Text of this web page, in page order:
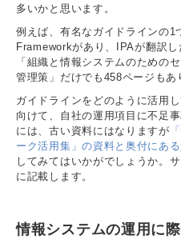
多いかと思います。
例えば、有名なガイドラインの
Frameworkがあり、IPAが翻訳し
「組織と情報システムのための
管理策」だけでも458ページもあ
ガイドラインをどのように活用
向けて、自社の運用項目に不足
には、古い資料にはなりますが
ーク活用集」の資料と奥付にあ
してみてはいかがでしょうか。
に記載します。
情報システムの運用に